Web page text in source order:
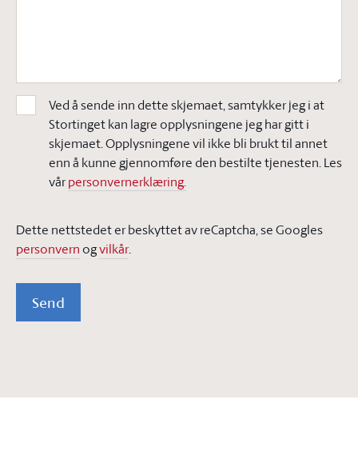
Ved å sende inn dette skjemaet, samtykker jeg i at
Stortinget kan lagre opplysningene jeg har gitt i
skjemaet. Opplysningene vil ikke bli brukt til annet
enn å kunne gjennomføre den bestilte tjenesten. Les
vårpersonvernerklæring.
Dette nettstedet er beskyttet av reCaptcha, se Googles
personvern ogvilkår.
Send